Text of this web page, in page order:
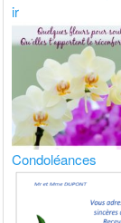
ir
Condoléances